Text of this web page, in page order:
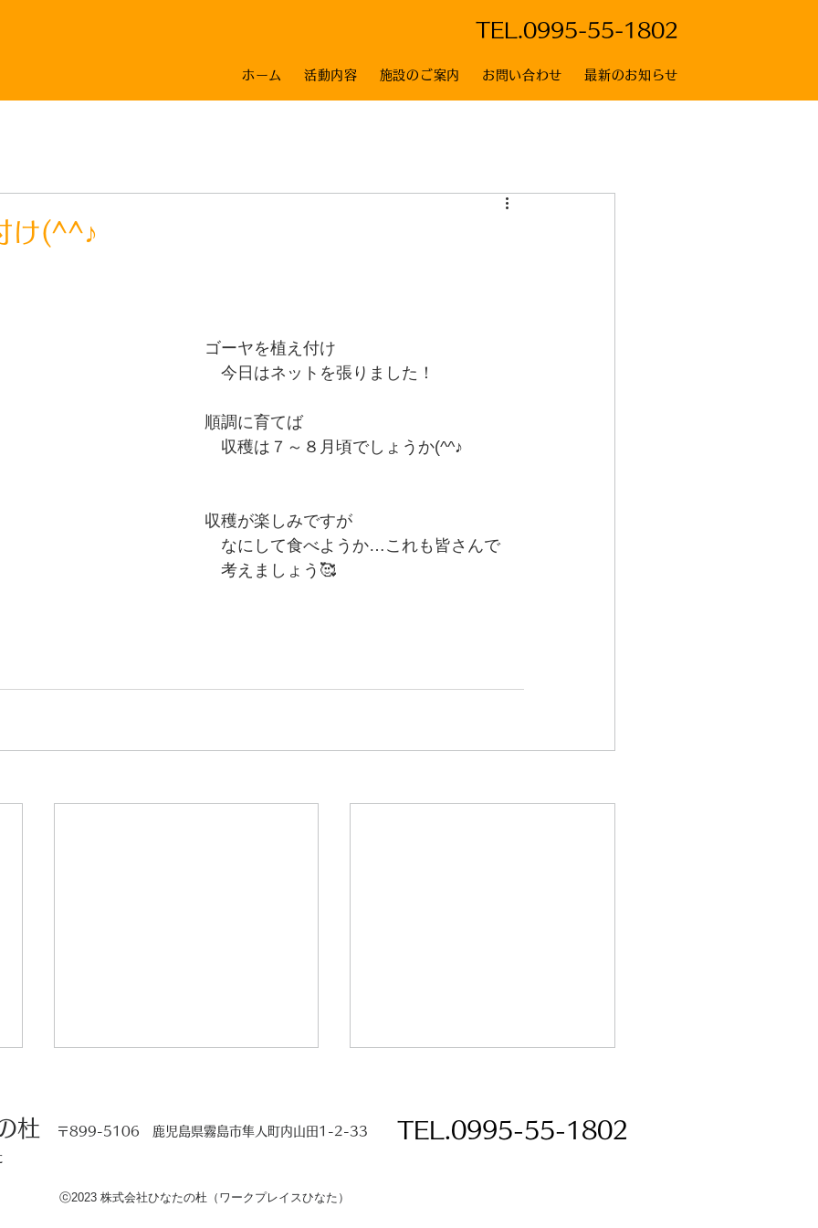
TEL. 0995-55-1802
ホーム 活動内容 施設のご案内 お問い合わせ 最新のお知らせ
け(^^♪
ゴーヤを植え付け
今日はネットを張りました！
順調に育てば
収穫は７～８月頃でしょうか(^^♪
収穫が楽しみですが
なにして食べようか…これも皆さんで
考えましょう🥰
感謝！感激！胸一杯！
杜 TEL.0995-55-1802
〒899-5106 鹿児島県霧島市隼人町内山田1-2-33
ⓒ2023 株式会社ひなたの杜（ワークプレイスひなた）